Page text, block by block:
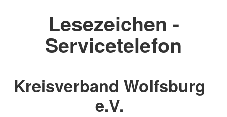
Lesezeichen -
Servicetelefon
Kreisverband Wolfsburg
e.V.